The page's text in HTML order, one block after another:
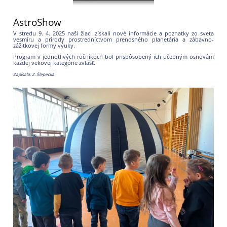
AstroShow
V stredu 9. 4. 2025 naši žiaci získali nové informácie a poznatky zo sveta
vesmíru a prírody prostredníctvom prenosného planetária a zábavno-
zážitkovej formy výuky.
Program v jednotlivých ročníkoch bol prispôsobený ich učebným osnovám
každej vekovej kategórie zvlášť.
Zapísala: Z. Šlepecká